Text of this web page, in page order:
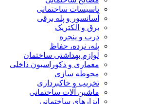
تاسیسات ساختمانی
آسانسور و پله برقی
برق و الکتریک
درب و پنجره
پله، نرده، حفاظ
لوازم بهداشتی ساختمان
معماری و دکوراسیون داخلی
محوطه سازی
تخریب و خاکبرداری
ماشین آلات ساختمانی
ابزارهای ساختمانی